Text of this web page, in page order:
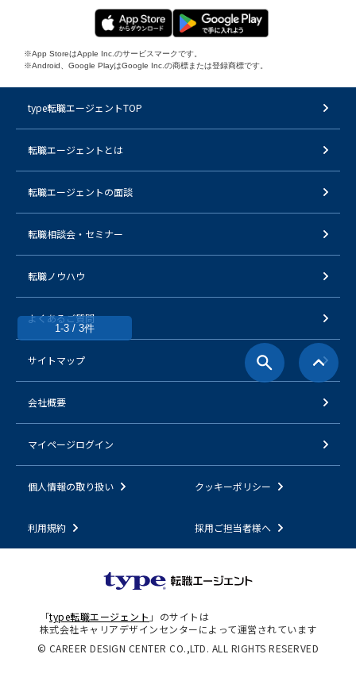
1-3 / 3件
※App StoreはApple Inc.のサービスマークです。
※Android、Google PlayはGoogle Inc.の商標または登録商標です。
type転職エージェントTOP
転職エージェントとは
転職エージェントの面談
転職相談会・セミナー
転職ノウハウ
よくあるご質問
サイトマップ
会社概要
マイページログイン
個人情報の取り扱い クッキーポリシー
利用規約 採用ご担当者様へ
「type転職エージェント 」のサイトは
株式会社キャリアデザインセンターによって運営されています
© CAREER DESIGN CENTER CO.,LTD. ALL RIGHTS RESERVED